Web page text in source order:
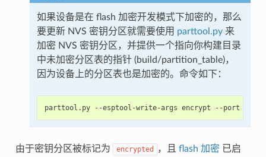
如果设备是在 flash 加密开发模式下加密的，那么
要更新 NVS 密钥分区就需要使用 parttool.py 来
加密 NVS 密钥分区，并提供一个指向你构建目录
中未加密分区表的指针 (build/partition_table)，
因为设备上的分区表也是加密的。命令如下：
由于密钥分区被标记为 encrypted ，且 flash 加密 已启